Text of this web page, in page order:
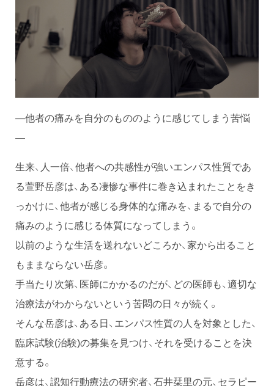
―他者の痛みを自分のもののように感じてしまう苦悩
―
生来、人一倍、他者への共感性が強いエンパス性質であ
る萱野岳彦は、ある凄惨な事件に巻き込まれたことをき
っかけに、他者が感じる身体的な痛みを、まるで自分の
痛みのように感じる体質になってしまう。
以前のような生活を送れないどころか、家から出ること
もままならない岳彦。
手当たり次第、医師にかかるのだが、どの医師も、適切な
治療法がわからないという苦悶の日々が続く。
そんな岳彦は、ある日、エンパス性質の人を対象とした、
臨床試験(治験)の募集を見つけ、それを受けることを決
意する。
岳彦は、認知行動療法の研究者、石井栞里の元、セラピー